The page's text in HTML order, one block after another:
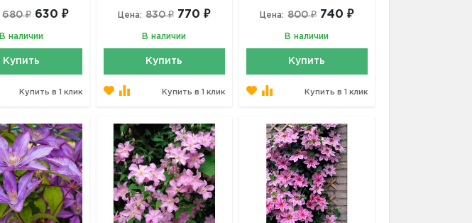
680 ₽ 630 ₽
В наличии
Купить
Купить в 1 клик
Цена: 830 ₽ 770 ₽
В наличии
Купить
Купить в 1 клик
Цена: 800 ₽ 740 ₽
В наличии
Купить
Купить в 1 клик